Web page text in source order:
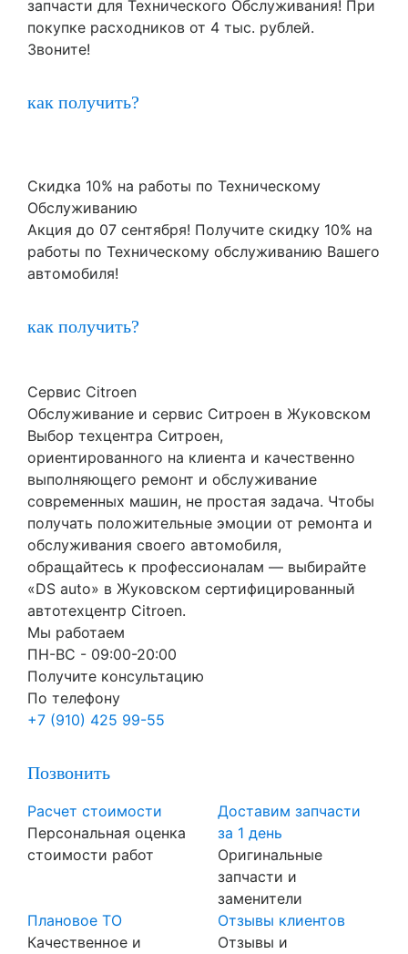
запчасти для Технического Обслуживания! При
покупке расходников от 4 тыс. рублей.
Звоните!
как получить?
Скидка 10% на работы по Техническому
Обслуживанию
Акция до 07 сентября! Получите скидку 10% на
работы по Техническому обслуживанию Вашего
автомобиля!
как получить?
Сервис Citroen
Обслуживание и сервис Ситроен в Жуковском
Выбор техцентра Ситроен,
ориентированного на клиента и качественно
выполняющего ремонт и обслуживание
современных машин, не простая задача. Чтобы
получать положительные эмоции от ремонта и
обслуживания своего автомобиля,
обращайтесь к профессионалам — выбирайте
«DS auto» в Жуковском сертифицированный
автотехцентр Citroen.
Мы работаем
ПН-ВC - 09:00-20:00
Получите консультацию
По телефону
+7 (910) 425 99-55
Позвонить
Расчет стоимости
Персональная оценка
стоимости работ
Доставим запчасти
за 1 день
Оригинальные
запчасти и
заменители
Плановое ТО
Качественное и
Отзывы клиентов
Отзывы и